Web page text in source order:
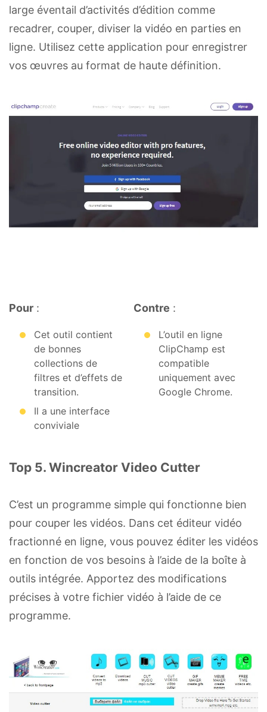
large éventail d’activités d’édition comme
recadrer, couper, diviser la vidéo en parties en
ligne. Utilisez cette application pour enregistrer
vos œuvres au format de haute définition.
Pour :
Cet outil contient
de bonnes
collections de
filtres et d’effets de
transition.
Il a une interface
conviviale
Contre :
L’outil en ligne
ClipChamp est
compatible
uniquement avec
Google Chrome.
Top 5. Wincreator Video Cutter
C’est un programme simple qui fonctionne bien
pour couper les vidéos. Dans cet éditeur vidéo
fractionné en ligne, vous pouvez éditer les vidéos
en fonction de vos besoins à l’aide de la boîte à
outils intégrée. Apportez des modifications
précises à votre fichier vidéo à l’aide de ce
programme.